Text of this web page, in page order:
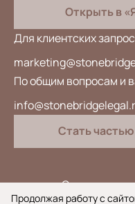
Открыть в
Для клиентских
По общим вопросам и
Стать
Специальная
Продолжая работу с